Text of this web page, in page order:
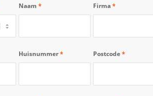
Naam * Firma*
Huisnummer* Postcode*